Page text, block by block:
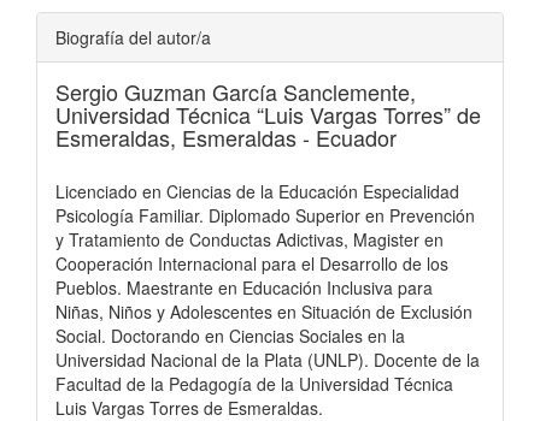
Biografía del autor/a
Sergio Guzman García Sanclemente,
Universidad Técnica “Luis Vargas Torres” de
Esmeraldas, Esmeraldas - Ecuador
Licenciado en Ciencias de la Educación Especialidad
Psicología Familiar. Diplomado Superior en Prevención
y Tratamiento de Conductas Adictivas, Magister en
Cooperación Internacional para el Desarrollo de los
Pueblos. Maestrante en Educación Inclusiva para
Niñas, Niños y Adolescentes en Situación de Exclusión
Social. Doctorando en Ciencias Sociales en la
Universidad Nacional de la Plata (UNLP). Docente de la
Facultad de la Pedagogía de la Universidad Técnica
Luis Vargas Torres de Esmeraldas.